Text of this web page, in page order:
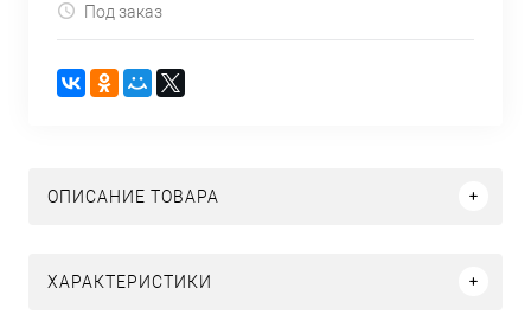
Под заказ
ОПИСАНИЕ ТОВАРА
ХАРАКТЕРИСТИКИ